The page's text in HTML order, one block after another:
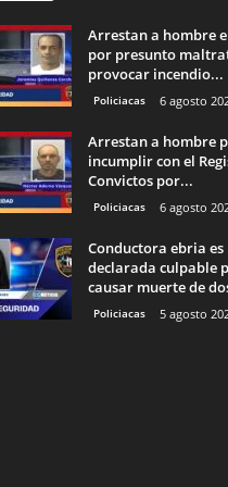
Arrestan a hombre
por presunto
provocar incendio...
Policiacas 6 agosto
Arrestan a hombre
incumplir con el
Convictos por...
Policiacas 6 agosto
Conductora ebria es
declarada culpable
causar muerte de
Policiacas 5 agosto